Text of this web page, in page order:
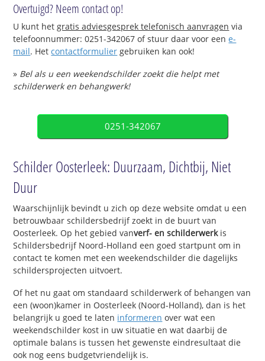
Overtuigd? Neem contact op!
U kunt hetgratis adviesgesprek telefonisch aanvragen via
telefoonnummer: 0251-342067 of stuur daar voor eene-
mail. Hetcontactformulier gebruiken kan ook!
» Bel als u een weekendschilder zoekt die helpt met
schilderwerk en behangwerk!
0251-342067
Schilder Oosterleek: Duurzaam, Dichtbij, Niet
Duur
Waarschijnlijk bevindt u zich op deze website omdat u een
betrouwbaar schildersbedrijf zoekt in de buurt van
Oosterleek. Op het gebied vanverf- en schilderwerkis
Schildersbedrijf Noord-Holland een goed startpunt om in
contact te komen met een weekendschilder die dagelijks
schildersprojecten uitvoert.
Of het nu gaat om standaard schilderwerk of behangen van
een (woon)kamer in Oosterleek (Noord-Holland), dan is het
belangrijk u goed te laten informeren over wat een
weekendschilder kost in uw situatie en wat daarbij de
optimale balans is tussen het gewenste eindresultaat die
ook nog eens budgetvriendelijk is.